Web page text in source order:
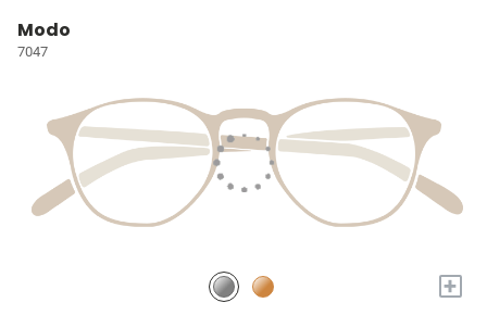
Modo
7047
+